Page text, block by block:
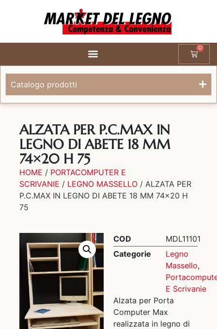
0
Catalogo prodotti
ALZATA PER P.C.MAX IN
LEGNO DI ABETE 18 MM
74×20 H 75
HOME / PORTACOMPUTER E
SCRIVANIE / LEGNO MASSELLO / ALZATA PER
P.C.MAX IN LEGNO DI ABETE 18 MM 74×20 H
75
COD
MDL11101
Categorie
Legno
Massello,
E Scrivanie
Alzata per Porta
Computer Max
realizzata in legno di